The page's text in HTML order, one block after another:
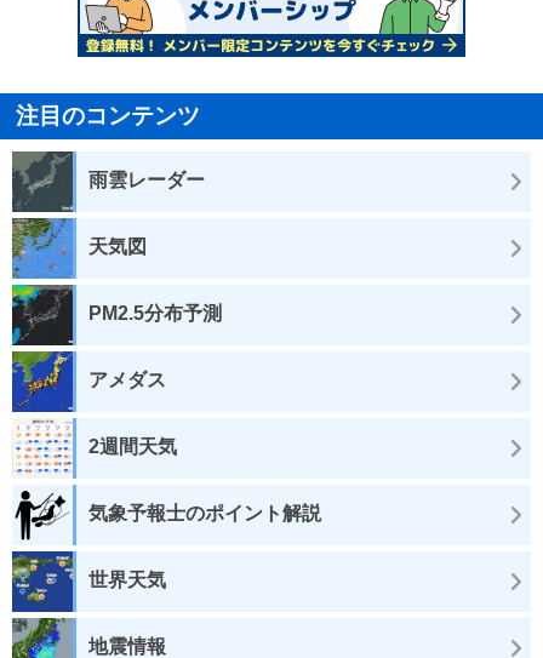
注目のコンテンツ
雨雲レーダー
天気図
PM2.5分布予測
アメダス
2週間天気
気象予報士のポイント解説
世界天気
地震情報